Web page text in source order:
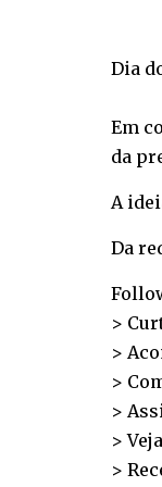
Dia
Em
da
A
Da
>
>
>
>
>
>